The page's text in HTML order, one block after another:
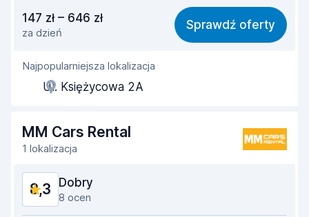
8,8
Łatwość znalezienia 8,2
Pomocność przedstawiciela
Szybkość odbioru
Szybkość zwrotu 8,3
Czystość samochodu
Stan samochodu
147 zł – 646 zł
za dzień
Sprawdź oferty
Najpopularniejsza lokalizacja
Ul. Księżycowa 2A
MM Cars Rental
1 lokalizacja
8,3 Dobry
8 ocen